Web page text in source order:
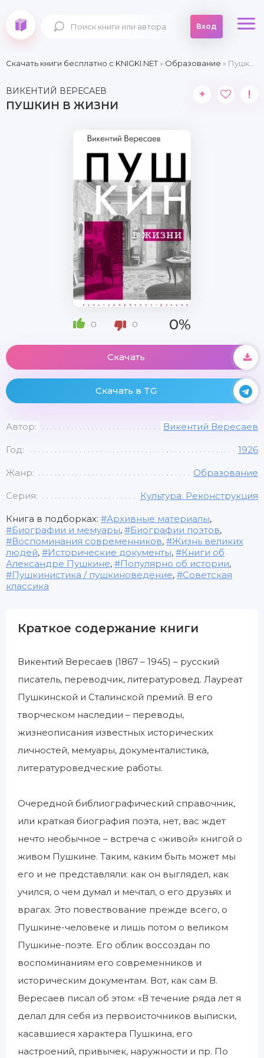
Вход
Скачать книги бесплатно c KNIGKI.NET» Образование » Пушкин в жизни
ВИКЕНТИЙ ВЕРЕСАЕВ
ПУШКИН В ЖИЗНИ
+ !
0 0 0%
Скачать
Скачать в TG
Автор: Викентий Вересаев
Год: 1926
Жанр: Образование
Серия: Культура. Реконструкция
Книга в подборках: Архивные материалы,
Биографии и мемуары, Биографии поэтов,
Воспоминания современников,
Жизнь великих
людей, Исторические документы,
Книги об
Александре Пушкине, Популярно об истории,
Пушкинистика / пушкиноведение,
Советская
классика
Краткое содержание книги
Викентий Вересаев (1867 – 1945) – русский
писатель, переводчик, литературовед. Лауреат
Пушкинской и Сталинской премий. В его
творческом наследии – переводы,
жизнеописания известных исторических
личностей, мемуары, документалистика,
литературоведческие работы.
Очередной библиографический справочник,
или краткая биография поэта, нет, вас ждет
нечто необычное – встреча с «живой» книгой о
живом Пушкине. Таким, каким быть может мы
его и не представляли: как он выглядел, как
учился, о чем думал и мечтал, о его друзьях и
врагах. Это повествование прежде всего, о
Пушкине-человеке и лишь потом о великом
Пушкине-поэте. Его облик воссоздан по
воспоминаниям его современников и
историческим документам. Вот, как сам В.
Вересаев писал об этом: «В течение ряда лет я
делал для себя из первоисточников выписки,
касавшиеся характера Пушкина, его
настроений, привычек, наружности и пр. По